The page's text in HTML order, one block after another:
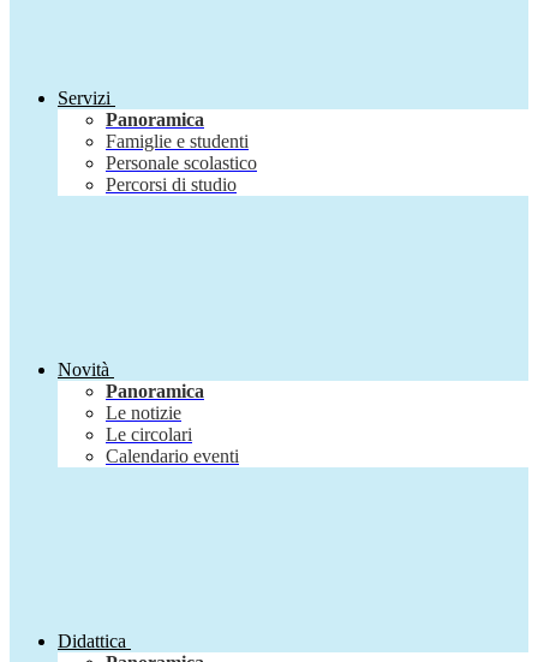
Servizi
Panoramica
Famiglie e studenti
Personale scolastico
Percorsi di studio
Novità
Panoramica
Le notizie
Le circolari
Calendario eventi
Didattica